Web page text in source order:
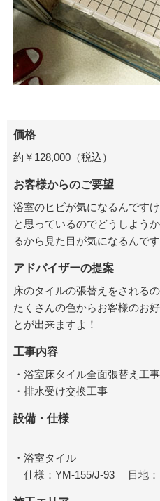
価格
約￥ 128,000（税込）
お客様からのご要望
浴室のヒビが気になるんです
と思っているのでどうしようか
るから見た目が気になるんです
アドバイザーの提案
床のタイルの張替えをされる
たくさんの色からお客様のお
とが出来ますよ！
工事内容
・浴室床タイル全面張替え工事
・排水受け交換工事
設備・仕様
・浴室タイル
仕様：YM-155/J-93 目地：